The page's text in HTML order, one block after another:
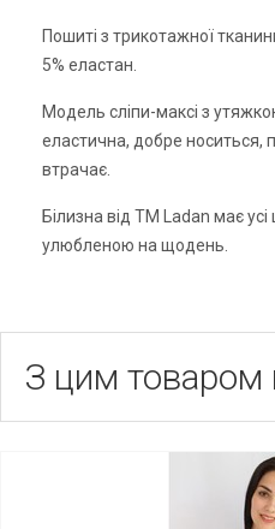
Пошиті з трикотажної
5% еластан.
Модель сліпи-максі з
еластична, добре носиться,
втрачає.
Білизна від ТМ Ladan має
улюбленою на щодень.
З цим товаром